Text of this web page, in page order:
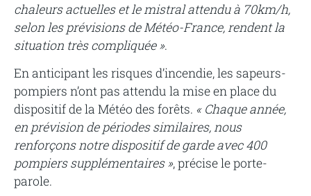
chaleurs actuelles et le mistral attendu à 70km/h,
selon les prévisions de Météo-France, rendent la
situation très compliquée ».
En anticipant les risques d’incendie, les sapeurs-
pompiers n’ont pas attendu la mise en place du
dispositif de la Météo des forêts. « Chaque année,
en prévision de périodes similaires, nous
renforçons notre dispositif de garde avec 400
pompiers supplémentaires », précise le porte-
parole.